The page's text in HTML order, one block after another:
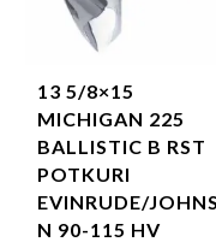
13 5/8×15
MICHIGAN 225
BALLISTIC B RST
POTKURI
EVINRUDE/
N 90-115 HV